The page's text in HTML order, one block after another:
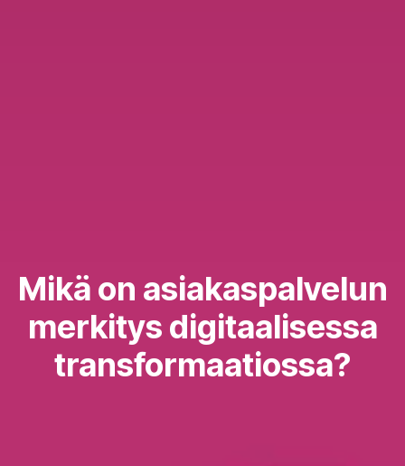
Mikä on asiakaspalvelun
merkitys digitaalisessa
transformaatiossa?